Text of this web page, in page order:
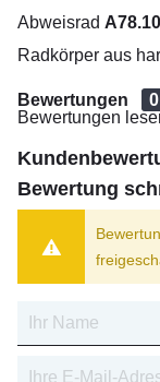
Abweisrad
Radkörper aus
Bewertungen
0
Bewertungen
Bewertung